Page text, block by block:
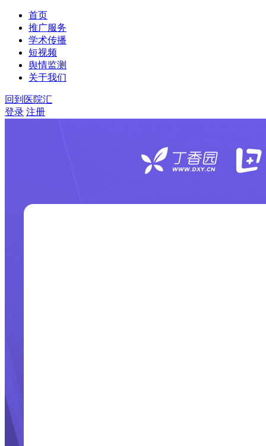
首页
推广服务
学术传播
短视频
舆情监测
关于我们
回到医院汇
登录 注册